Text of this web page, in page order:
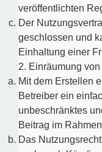
veröffentlichten
Der
geschlossen und
Einhaltung einer
2. Einräumung
Mit dem Erstellen
Betreiber ein
unbeschränktes
Beitrag im
Das